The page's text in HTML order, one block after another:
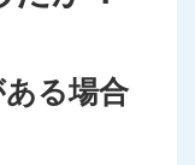
る場合